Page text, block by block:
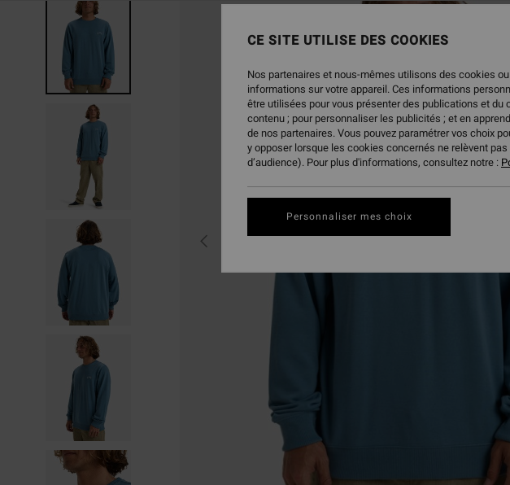
CE SITE UTILISE DES COOKIES
Nos partenaires et nous-mêmes utilisons des cookies
informations sur votre appareil. Ces informations
être utilisées pour vous présenter des publications et
contenu ; pour personnaliser les publicités ; et en
de nos partenaires. Vous pouvez paramétrer vos choix
y opposer lorsque les cookies concernés ne relèvent
d’audience). Pour plus d'informations, consultez notre :
Personnaliser mes choix